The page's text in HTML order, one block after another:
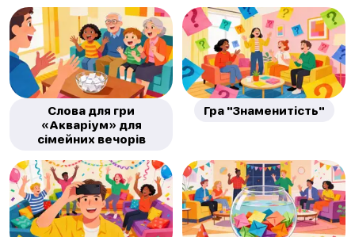
Слова для гри
«Акваріум» для
сімейних вечорів
Гра "Знаменитість"